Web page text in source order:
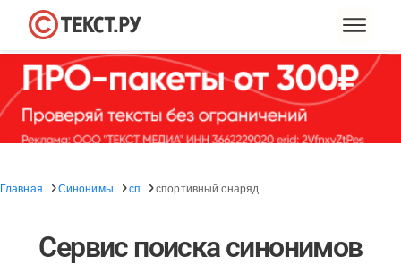
Главная Синонимы сп спортивный снаряд
Сервис поиска синонимов